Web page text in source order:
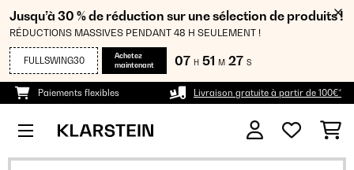
Jusqu’à 30 % de réduction sur une sélection de produits !
RÉDUCTIONS MASSIVES PENDANT 48 H SEULEMENT !
FULLSWING30
Achetez
maintenant
07 H 51 M 26 S
Paiements flexibles Livraison gratuite à partir de 100€*